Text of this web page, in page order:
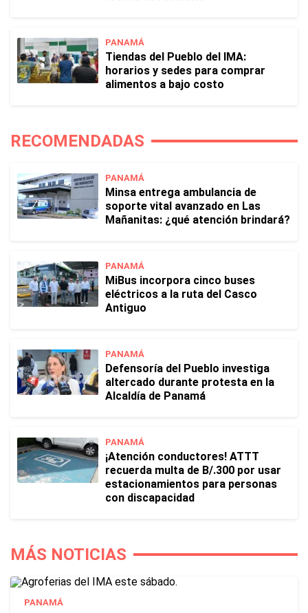
PANAMÁ
Tiendas del Pueblo del IMA:
horarios y sedes para comprar
alimentos a bajo costo
RECOMENDADAS
PANAMÁ
Minsa entrega ambulancia de
soporte vital avanzado en Las
Mañanitas: ¿qué atención brindará?
PANAMÁ
MiBus incorpora cinco buses
eléctricos a la ruta del Casco
Antiguo
PANAMÁ
Defensoría del Pueblo investiga
altercado durante protesta en la
Alcaldía de Panamá
PANAMÁ
¡Atención conductores! ATTT
recuerda multa de B/.300 por usar
estacionamientos para personas
con discapacidad
MÁS NOTICIAS
PANAMÁ